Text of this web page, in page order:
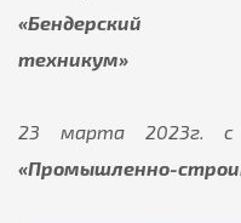
«Бендерский
техникум»
23 марта 2023г.
«Промышленно-